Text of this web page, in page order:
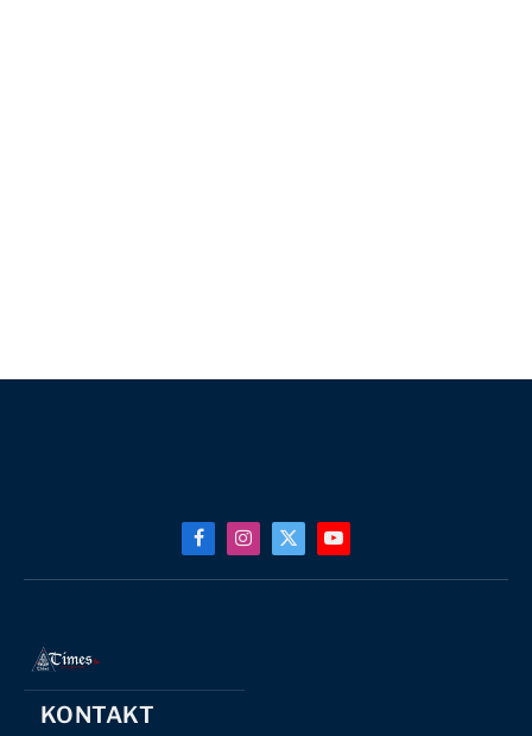
FacebookInstagram
X
YouTube
KONTAKT